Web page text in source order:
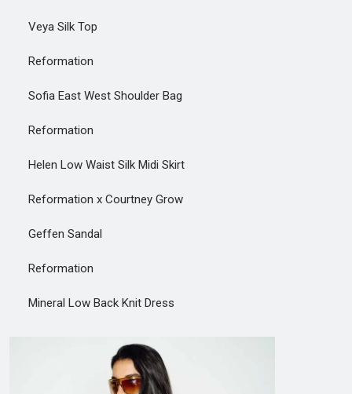
Veya Silk Top
Reformation
Sofia East West Shoulder Bag
Reformation
Helen Low Waist Silk Midi Skirt
Reformation x Courtney Grow
Geffen Sandal
Reformation
Mineral Low Back Knit Dress